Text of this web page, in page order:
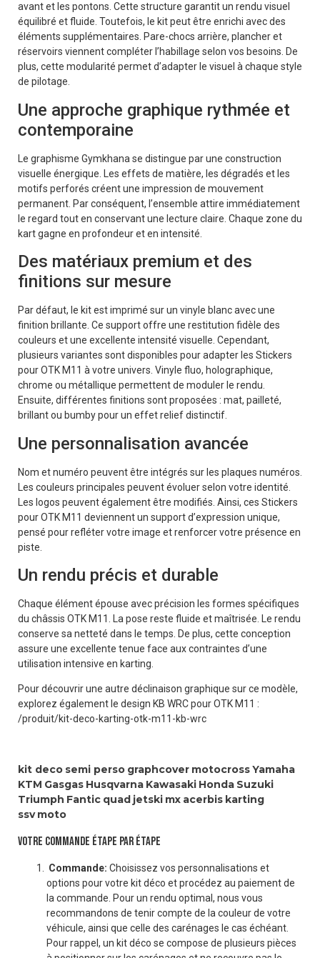
avant et les pontons. Cette structure garantit un rendu visuel
équilibré et fluide. Toutefois, le kit peut être enrichi avec des
éléments supplémentaires. Pare-chocs arrière, plancher et
réservoirs viennent compléter l’habillage selon vos besoins. De
plus, cette modularité permet d’adapter le visuel à chaque style
de pilotage.
Une approche graphique rythmée et
contemporaine
Le graphisme Gymkhana se distingue par une construction
visuelle énergique. Les effets de matière, les dégradés et les
motifs perforés créent une impression de mouvement
permanent. Par conséquent, l’ensemble attire immédiatement
le regard tout en conservant une lecture claire. Chaque zone du
kart gagne en profondeur et en intensité.
Des matériaux premium et des
finitions sur mesure
Par défaut, le kit est imprimé sur un vinyle blanc avec une
finition brillante. Ce support offre une restitution fidèle des
couleurs et une excellente intensité visuelle. Cependant,
plusieurs variantes sont disponibles pour adapter les Stickers
pour OTK M11 à votre univers. Vinyle fluo, holographique,
chrome ou métallique permettent de moduler le rendu.
Ensuite, différentes finitions sont proposées : mat, pailleté,
brillant ou bumby pour un effet relief distinctif.
Une personnalisation avancée
Nom et numéro peuvent être intégrés sur les plaques numéros.
Les couleurs principales peuvent évoluer selon votre identité.
Les logos peuvent également être modifiés. Ainsi, ces Stickers
pour OTK M11 deviennent un support d’expression unique,
pensé pour refléter votre image et renforcer votre présence en
piste.
Un rendu précis et durable
Chaque élément épouse avec précision les formes spécifiques
du châssis OTK M11. La pose reste fluide et maîtrisée. Le rendu
conserve sa netteté dans le temps. De plus, cette conception
assure une excellente tenue face aux contraintes d’une
utilisation intensive en karting.
Pour découvrir une autre déclinaison graphique sur ce modèle,
explorez également le design KB WRC pour OTK M11 :
/produit/kit-deco-karting-otk-m11-kb-wrc
kit deco semi perso graphcover motocrossYamaha
KTM Gasgas Husqvarna Kawasaki Honda Suzuki
Triumph Fantic quad jetski mx acerbis karting
ssv moto
VOTRE COMMANDE ÉTAPE PAR ÉTAPE
Commande: Choisissez vos personnalisations et
options pour votre kit déco et procédez au paiement de
la commande. Pour un rendu optimal, nous vous
recommandons de tenir compte de la couleur de votre
véhicule, ainsi que celle des carénages le cas échéant.
Pour rappel, un kit déco se compose de plusieurs pièces